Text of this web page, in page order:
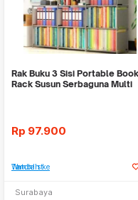
Rak Buku 3 Sisi Portable Book
Rack Susun Serbaguna Multi
Rp 97.900
Tambah ke Watchlist
Surabaya